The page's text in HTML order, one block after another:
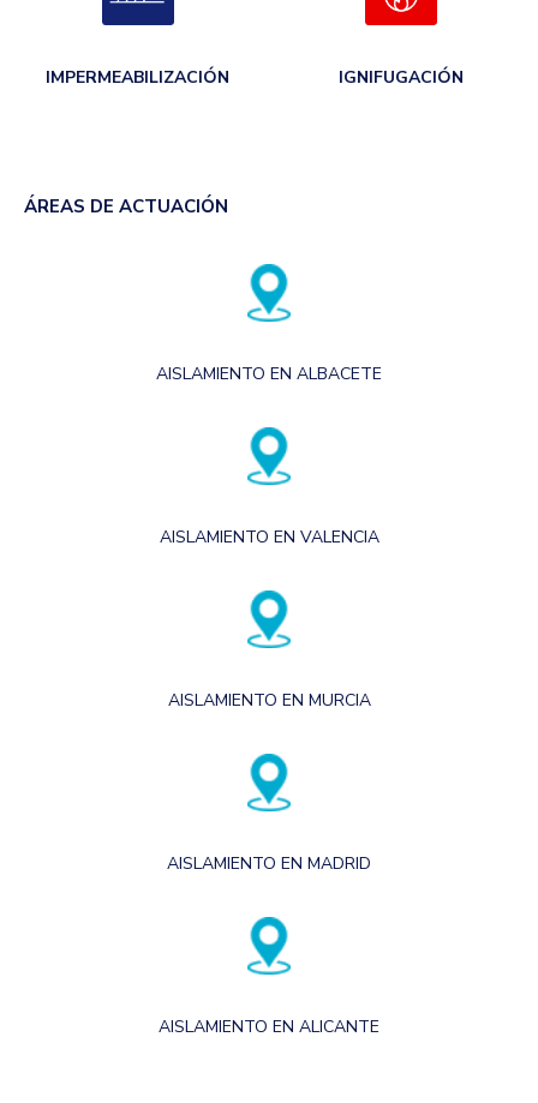
IMPERMEABILIZACIÓN IGNIFUGACIÓN
ÁREAS DE ACTUACIÓN
AISLAMIENTO EN ALBACETE
AISLAMIENTO EN VALENCIA
AISLAMIENTO EN MURCIA
AISLAMIENTO EN MADRID
AISLAMIENTO EN ALICANTE